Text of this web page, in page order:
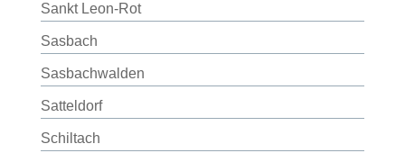
Sankt Leon-Rot
Sasbach
Sasbachwalden
Satteldorf
Schiltach